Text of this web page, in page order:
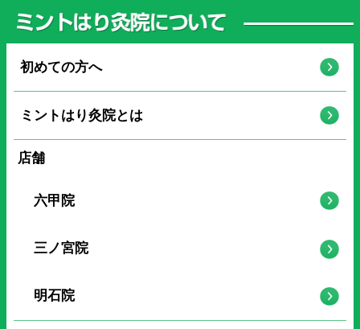
初めての方へ
ミントはり灸院とは
店舗
六甲院
三ノ宮院
明石院